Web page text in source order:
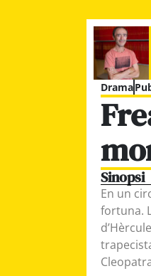
Drama
Sinopsi
En un
fortuna.